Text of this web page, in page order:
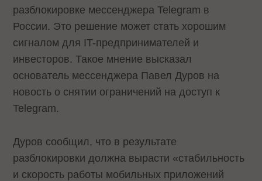
разблокировке мессенджера Telegram в
России. Это решение может стать хорошим
сигналом для IT-предпринимателей и
инвесторов. Такое мнение высказал
основатель мессенджера Павел Дуров на
новость о снятии ограничений на доступ к
Telegram.
Дуров сообщил, что в результате
разблокировки должна вырасти «стабильность
и скорость работы мобильных приложений